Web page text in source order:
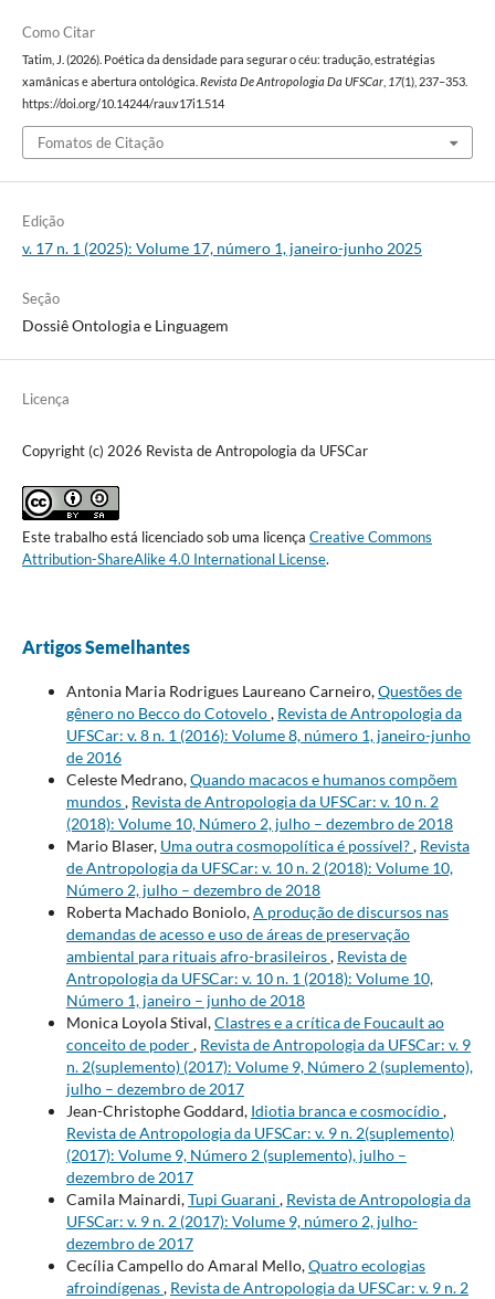
Como Citar
Tatim, J. (2026). Poética da densidade para segurar o céu: tradução, estratégias
xamânicas e abertura ontológica. Revista De Antropologia Da UFSCar, 17(1), 237–353.
https://doi.org/10.14244/rau.v17i1.514
Fomatos de Citação
Edição
v. 17 n. 1 (2025): Volume 17, número 1, janeiro-junho 2025
Seção
Dossiê Ontologia e Linguagem
Licença
Copyright (c) 2026 Revista de Antropologia da UFSCar
Este trabalho está licenciado sob uma licença Creative Commons
Attribution-ShareAlike 4.0 International License.
Artigos Semelhantes
Antonia Maria Rodrigues Laureano Carneiro,Questões de
gênero no Becco do Cotovelo, Revista de Antropologia da
UFSCar: v. 8 n. 1 (2016): Volume 8, número 1, janeiro-junho
de 2016
Celeste Medrano,Quando macacos e humanos compõem
mundos, Revista de Antropologia da UFSCar: v. 10 n. 2
(2018): Volume 10, Número 2, julho – dezembro de 2018
Mario Blaser, Uma outra cosmopolítica é possível?, Revista
de Antropologia da UFSCar: v. 10 n. 2 (2018): Volume 10,
Número 2, julho – dezembro de 2018
Roberta Machado Boniolo,A produção de discursos nas
demandas de acesso e uso de áreas de preservação
ambiental para rituais afro-brasileiros, Revista de
Antropologia da UFSCar: v. 10 n. 1 (2018): Volume 10,
Número 1, janeiro – junho de 2018
Monica Loyola Stival,Clastres e a crítica de Foucault ao
conceito de poder, Revista de Antropologia da UFSCar: v. 9
n. 2(suplemento) (2017): Volume 9, Número 2 (suplemento),
julho – dezembro de 2017
Jean-Christophe Goddard, Idiotia branca e cosmocídio,
Revista de Antropologia da UFSCar: v. 9 n. 2(suplemento)
(2017): Volume 9, Número 2 (suplemento), julho –
dezembro de 2017
Camila Mainardi,Tupi Guarani , Revista de Antropologia da
UFSCar: v. 9 n. 2 (2017): Volume 9, número 2, julho-
dezembro de 2017
Cecília Campello do Amaral Mello,Quatro ecologias
afroindígenas, Revista de Antropologia da UFSCar: v. 9 n. 2